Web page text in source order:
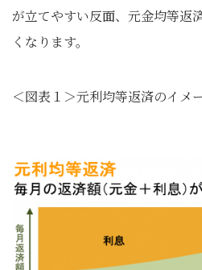
が立てやすい反面、元金均等返
くなります。
＜図表１＞元利均等返済のイメ